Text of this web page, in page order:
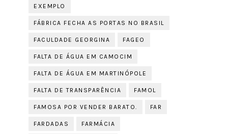
EXEMPLO
FÁBRICA FECHA AS PORTAS NO BRASIL
FACULDADE GEORGINA FAGEO
FALTA DE ÁGUA EM CAMOCIM
FALTA DE ÁGUA EM MARTINÓPOLE
FALTA DE TRANSPARÊNCIA FAMOL
FAMOSA POR VENDER BARATO. FAR
FARDADAS FARMÁCIA